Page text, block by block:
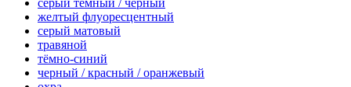
серый темный / черный
желтый флуоресцентный
серый матовый
травяной
тёмно-синий
черный / красный / оранжевый